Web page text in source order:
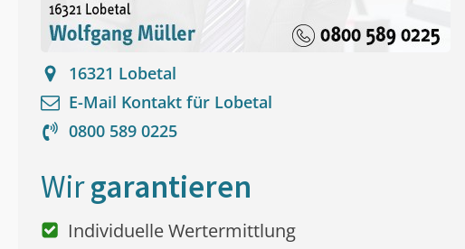
16321 Lobetal
E-Mail Kontakt für Lobetal
0800 589 0225
Wirgarantieren
Individuelle Wertermittlung